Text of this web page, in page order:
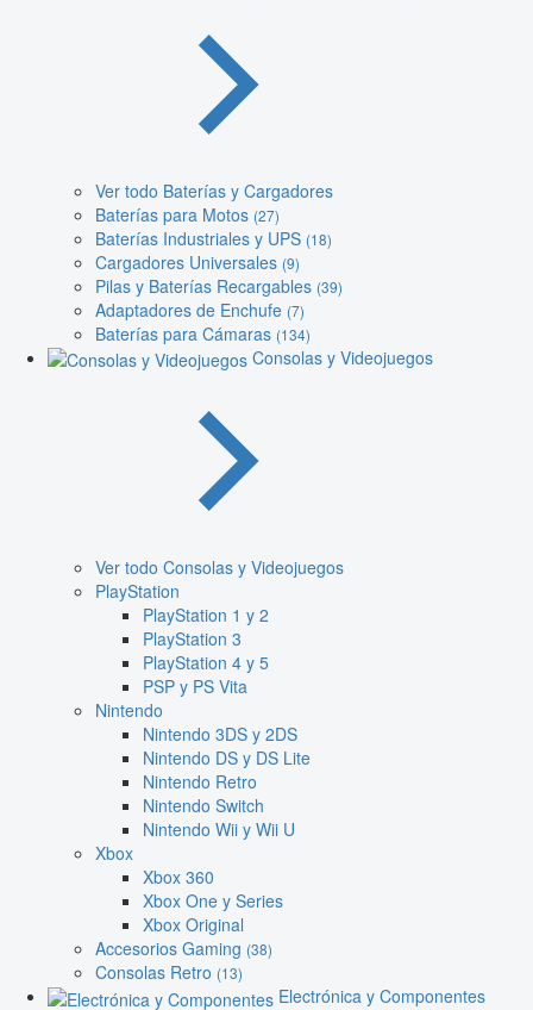
Ver todo Baterías y Cargadores
Baterías para Motos (27)
Baterías Industriales y UPS (18)
Cargadores Universales (9)
Pilas y Baterías Recargables (39)
Adaptadores de Enchufe (7)
Baterías para Cámaras (134)
Consolas y Videojuegos
Ver todo Consolas y Videojuegos
PlayStation
PlayStation 1 y 2
PlayStation 3
PlayStation 4 y 5
PSP y PS Vita
Nintendo
Nintendo 3DS y 2DS
Nintendo DS y DS Lite
Nintendo Retro
Nintendo Switch
Nintendo Wii y Wii U
Xbox
Xbox 360
Xbox One y Series
Xbox Original
Accesorios Gaming (38)
Consolas Retro (13)
Electrónica y Componentes